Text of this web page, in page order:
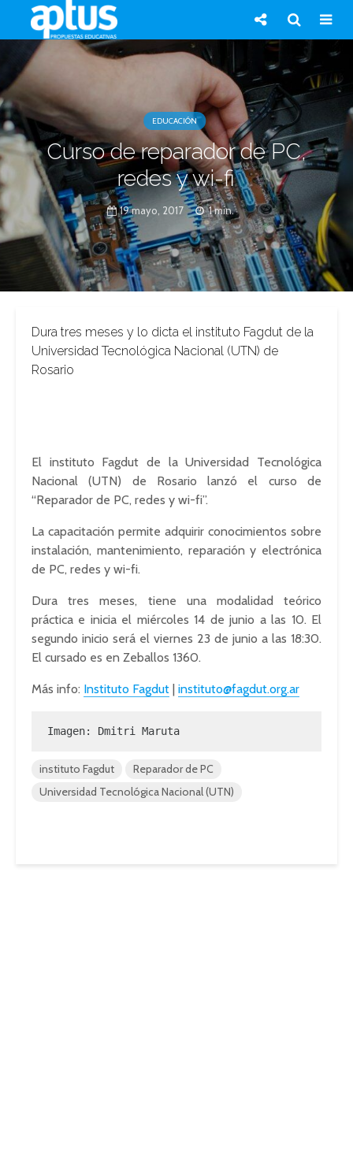
EDUCACIÓN
Curso de reparador de PC,
redes y wi-fi
19 mayo, 2017 1 min.
Dura tres meses y lo dicta el instituto Fagdut de la
Universidad Tecnológica Nacional (UTN) de
Rosario
El instituto Fagdut de la Universidad Tecnológica
Nacional (UTN) de Rosario lanzó el curso de
“Reparador de PC, redes y wi-fi”.
La capacitación permite adquirir conocimientos sobre
instalación, mantenimiento, reparación y electrónica
de PC, redes y wi-fi.
Dura tres meses, tiene una modalidad teórico
práctica e inicia el miércoles 14 de junio a las 10. El
segundo inicio será el viernes 23 de junio a las 18:30.
El cursado es en Zeballos 1360.
Más info: Instituto Fagdut | instituto@fagdut.org.ar
Imagen: Dmitri Maruta
instituto Fagdut
Reparador de PC
Universidad Tecnológica Nacional (UTN)